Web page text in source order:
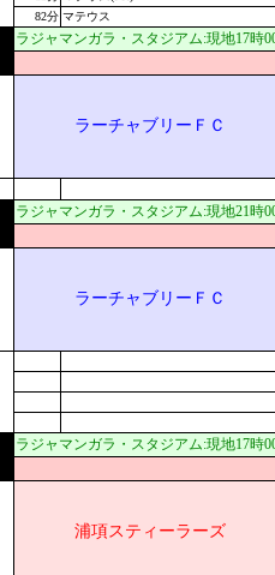
82分 マテウス
ラジャマンガラ・スタジアム:現地17時
ラーチャブリーＦＣ
ラジャマンガラ・スタジアム:現地21時
ラーチャブリーＦＣ
ラジャマンガラ・スタジアム:現地17時
浦項スティーラーズ